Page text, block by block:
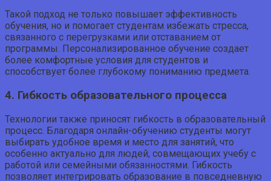
Такой подход не только повышает эффективность
обучения, но и помогает студентам избежать стресса,
связанного с перегрузками или отставанием от
программы. Персонализированное обучение создает
более комфортные условия для студентов и
способствует более глубокому пониманию предмета.
4. Гибкость образовательного процесса
Технологии также приносят гибкость в образовательный
процесс. Благодаря онлайн-обучению студенты могут
выбирать удобное время и место для занятий, что
особенно актуально для людей, совмещающих учебу с
работой или семейными обязанностями. Гибкость
позволяет интегрировать образование в повседневную